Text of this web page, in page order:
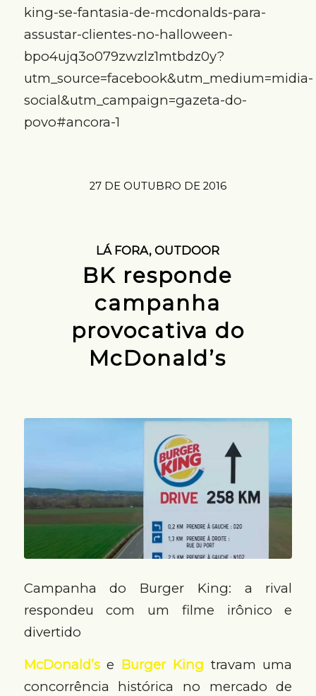
king-se-fantasia-de-mcdonalds-para-
assustar-clientes-no-halloween-
bpo4ujq3o079zwzlz1mtbdz0y?
utm_source=facebook&utm_medium=midia-
social&utm_campaign=gazeta-do-
povo#ancora-1
27 DE OUTUBRO DE 2016
LÁ FORA,OUTDOOR
BK responde
campanha
provocativa do
McDonald’s
Campanha do Burger King: a rival
respondeu com um filme irônico e
divertido
McDonald’se Burger King travam uma
concorrência histórica no mercado de